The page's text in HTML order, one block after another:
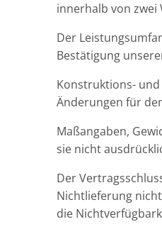
innerhalb von zwei
Der
Bestätigung
Konstruktions-
Änderungen für
Maßangaben,
sie nicht
Der
Nichtlieferung
die